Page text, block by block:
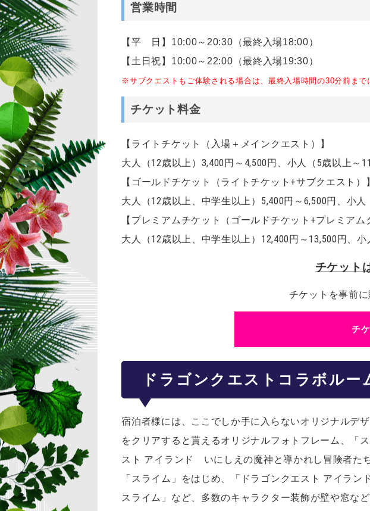
営業時間
【平 日】10:00～20:30（最終入場18:00）
【土日祝】10:00～22:00（最終入場19:30）
※サブクエストもご体験される場合は、最終入場時間の30分前まで
チケット料金
【ライトチケット（入場＋メインクエスト）】
大人（12歳以上）3,400円～4,500円 、 小人（5歳以上～
【ゴールドチケット（ライトチケット+サブクエスト）】
大人（12歳以上、中学生以上）5,400円～6,500円、小人
【プレミアムチケット（ゴールドチケット+プレミアム
大人（12歳以上、中学生以上）12,400円～13,500円、
チケット
チケットを事前
チ
ドラゴンクエスト コラボルー
宿泊者様には、ここでしか手に入らないオリジナルデ
をクリアすると貰えるオリジナルフォトフレーム、「
スト アイランド いにしえの魔神と導かれし冒険者た
「スライム」をはじめ、「ドラゴンクエスト アイラ
スライム」など、多数のキャラクター装飾が壁や窓な